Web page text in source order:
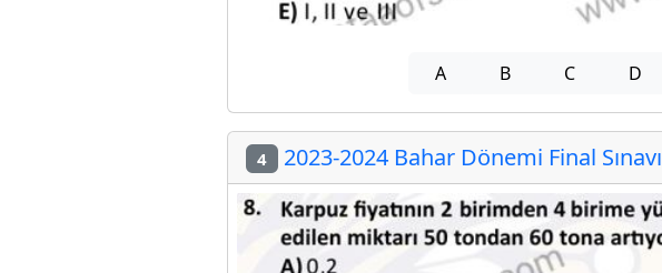
A B C D
4 2023-2024 Bahar Dönemi Final Sınavı